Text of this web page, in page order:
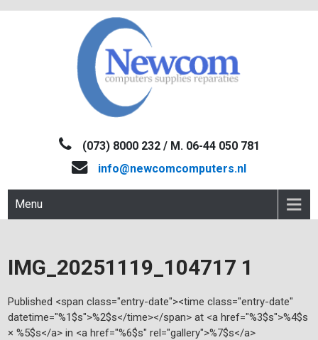
NEWCOM(073) 8000 232 / M. 06-44 050 781
info@newcomcomputers.nl
Menu
IMG_20251119_104717 1
Published <span class="entry-date"><time class="entry-date"
datetime="%1$s">%2$s</time></span> at <a href="%3$s">%4$s
× %5$s</a> in <a href="%6$s" rel="gallery">%7$s</a>